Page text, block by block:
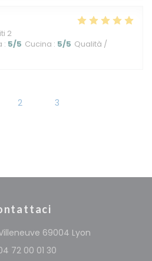
2
: 5/5 Cucina : 5/5 Qualità /
2 3
69004 Lyon
72 00 01 30